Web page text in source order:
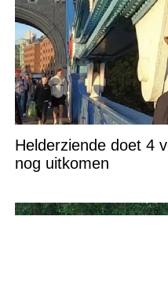
Helderziende doet 4
nog uitkomen